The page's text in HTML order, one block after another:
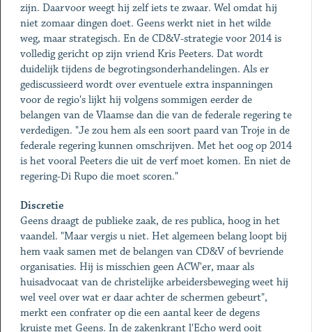
zijn. Daarvoor weegt hij zelf iets te zwaar. Wel omdat hij
niet zomaar dingen doet. Geens werkt niet in het wilde
weg, maar strategisch. En de CD&V-strategie voor 2014 is
volledig gericht op zijn vriend Kris Peeters. Dat wordt
duidelijk tijdens de begrotingsonderhandelingen. Als er
gediscussieerd wordt over eventuele extra inspanningen
voor de regio's lijkt hij volgens sommigen eerder de
belangen van de Vlaamse dan die van de federale regering te
verdedigen. "Je zou hem als een soort paard van Troje in de
federale regering kunnen omschrijven. Met het oog op 2014
is het vooral Peeters die uit de verf moet komen. En niet de
regering-Di Rupo die moet scoren."
Discretie
Geens draagt de publieke zaak, de res publica, hoog in het
vaandel. "Maar vergis u niet. Het algemeen belang loopt bij
hem vaak samen met de belangen van CD&V of bevriende
organisaties. Hij is misschien geen ACW'er, maar als
huisadvocaat van de christelijke arbeidersbeweging weet hij
wel veel over wat er daar achter de schermen gebeurt",
merkt een confrater op die een aantal keer de degens
kruiste met Geens. In de zakenkrant l'Echo werd ooit